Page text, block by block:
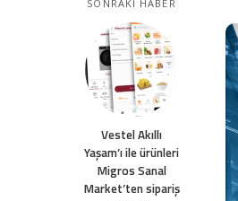
SONRAKİ HABER
Vestel Akıllı
Yaşam’ı ile ürünleri
Migros Sanal
Market’ten sipariş